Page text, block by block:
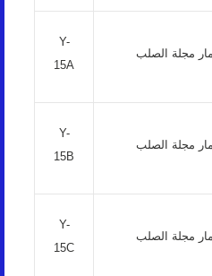
Y-
15A
مجلة الصلب
Y-
15B
مجلة الصلب
Y-
15C
مجلة الصلب